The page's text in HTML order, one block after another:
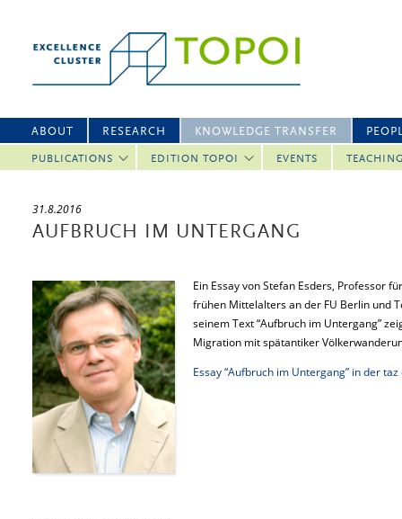
ABOUT RESEARCH KNOWLEDGE TRANSFER
PUBLICATIONS EDITION TOPOI EVENTS
31.8.2016
AUFBRUCH IM UNTERGANG
Ein Essay von Stefan Esders, Professor
frühen Mittelalters an der FU Berlin und
seinem Text “Aufbruch im Untergang”
Migration mit spätantiker
Essay “Aufbruch im Untergang” in der